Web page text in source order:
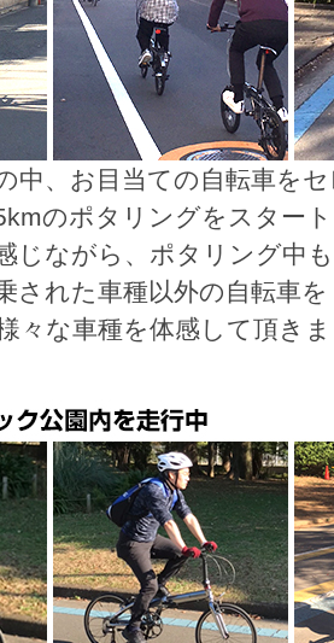
中、お目当ての自転車を
のポタリングをスター
じながら、ポタリング中
された車種以外の自転車を
々な車種を体感して頂き